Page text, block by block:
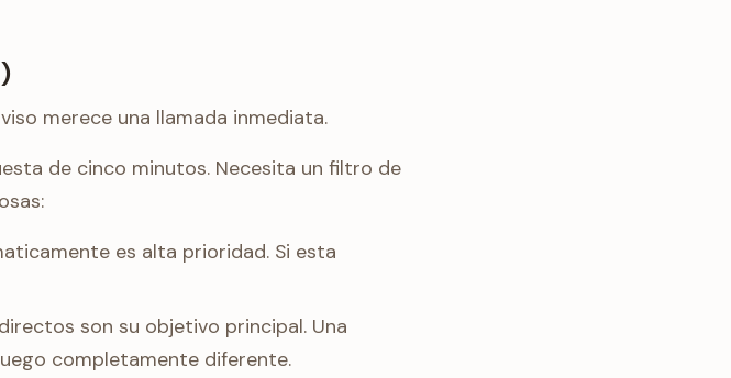
merece una llamada inmediata.
de cinco minutos. Necesita un filtro de
es alta prioridad. Si esta
son su objetivo principal. Una
completamente diferente.